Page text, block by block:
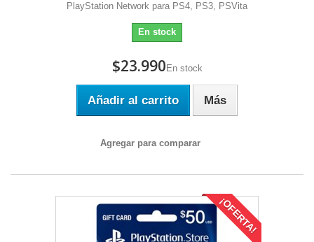
PlayStation Network para PS4, PS3, PSVita
En stock
$23.990 En stock
Añadir al carrito Más
Agregar para comparar
¡OFERTA!